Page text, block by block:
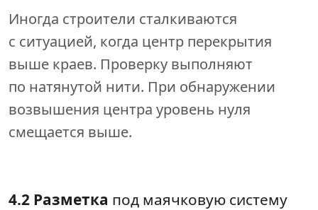
Иногда строители сталкиваются
с ситуацией, когда центр перекрытия
выше краев. Проверку выполняют
по натянутой нити. При обнаружении
возвышения центра уровень нуля
смещается выше.
4.2 Разметка под маячковую систему